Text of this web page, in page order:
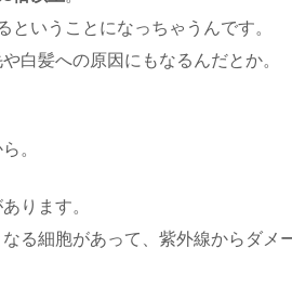
いうことになっちゃうんです。
白髪への原因にもなるんだとか。
。
ります。
る細胞があって、紫外線からダメ